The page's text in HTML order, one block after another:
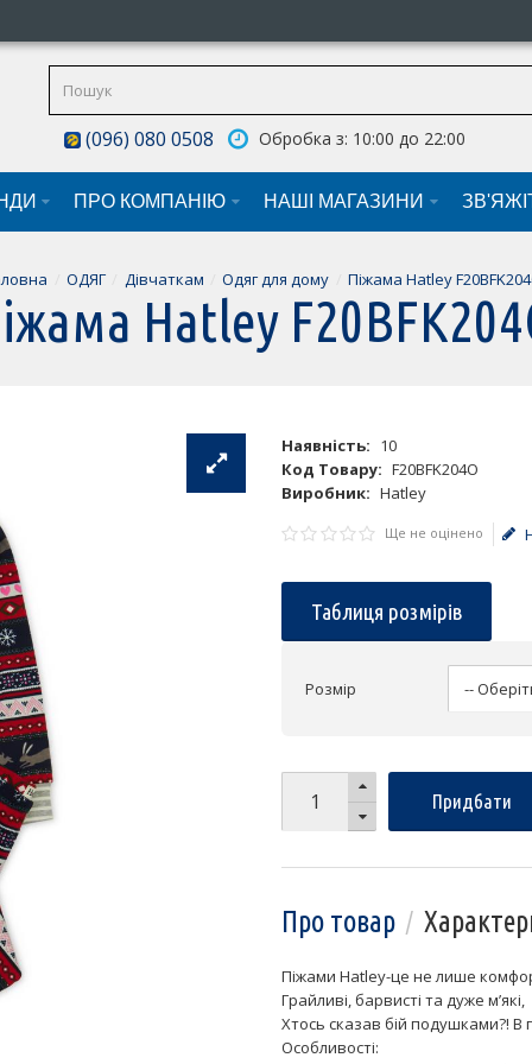
(096) 080 0508 Обробка з: 10:00 до 22:00
ПРО КОМПАНІЮ НАШI МАГАЗИНИ
ОДЯГ Дівчаткам Одяг для дому Піжама Hatley
Hatley
Наявність: 10
Код Товару: F20BFK204O
Виробник: Hatley
Ще не оцінено
Таблиця розмірів
Розмір
Придбати
Про товар
Піжами Hatley-це не лише
Грайливі, барвисті та дуже м’які,
Хтось сказав бій подушками?! В
Особливості: